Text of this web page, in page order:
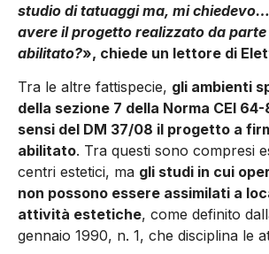
studio di tatuaggi ma, mi
avere il progetto realizzato da
abilitato?», chiede un lettore di
Tra le altre fattispecie, gli ambienti
della sezione 7 della Norma CEI
sensi del DM 37/08 il progetto a
abilitato. Tra questi sono compresi
centri estetici, ma gli studi in cui
non possono essere assimilati a
attività estetiche, come definito
gennaio 1990, n. 1, che disciplina le